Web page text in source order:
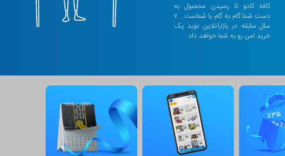
کافه کادو تا رسیدن محصول به
دست شما گام به گام با شماست . ۷
سال سابقه در بازارآنلاین نوید یک
خرید امن رو به شما خواهد داد